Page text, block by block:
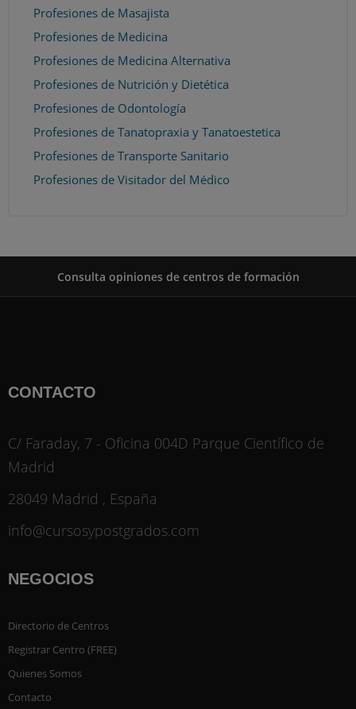
Profesiones de Masajista
Profesiones de Medicina
Profesiones de Medicina Alternativa
Profesiones de Nutrición y Dietética
Profesiones de Odontología
Profesiones de Tanatopraxia y Tanatoestetica
Profesiones de Transporte Sanitario
Profesiones de Visitador del Médico
Consulta opiniones de centros de formación
CONTACTO
C/ Faraday, 7 - Oficina 004D Parque Científico de
Madrid
28049 Madrid , España
info@cursosypostgrados.com
NEGOCIOS
Directorio de Centros
Registrar Centro (FREE)
Quienes Somos
Contacto